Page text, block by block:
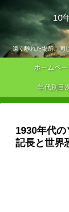
10
遠く離れた場所、同
ホームペー
年代別目
1930年代
記長と世界